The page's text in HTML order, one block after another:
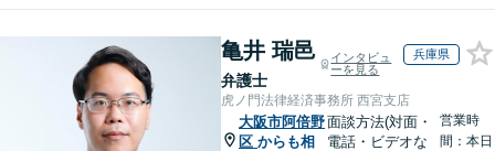
亀井 瑞邑
弁護士
インタビュ
ーを見る
兵庫県
虎ノ門法律経済事務所 西宮支店
大阪市阿倍野
区 からも相
面談方法(対面・
電話・ビデオな
営業時
間：本日